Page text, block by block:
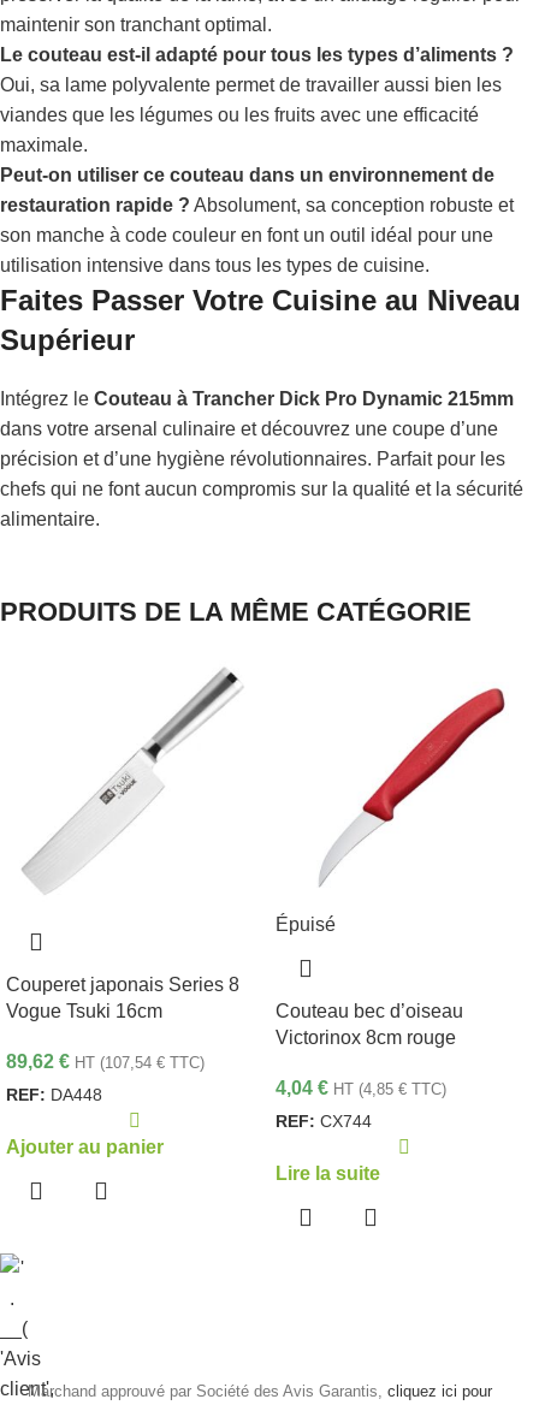
maintenir son tranchant optimal.
Le couteau est-il adapté pour tous les types d’aliments ?
Oui, sa lame polyvalente permet de travailler aussi bien les
viandes que les légumes ou les fruits avec une efficacité
maximale.
Peut-on utiliser ce couteau dans un environnement de
restauration rapide ? Absolument, sa conception robuste et
son manche à code couleur en font un outil idéal pour une
utilisation intensive dans tous les types de cuisine.
Faites Passer Votre Cuisine au Niveau
Supérieur
Intégrez le Couteau à Trancher Dick Pro Dynamic 215mm
dans votre arsenal culinaire et découvrez une coupe d’une
précision et d’une hygiène révolutionnaires. Parfait pour les
chefs qui ne font aucun compromis sur la qualité et la sécurité
alimentaire.
PRODUITS DE LA MÊME CATÉGORIE
Couperet japonais Series 8
Vogue Tsuki 16cm
89,62 € HT (107,54 € TTC)
REF: DA448
Ajouter au panier
Épuisé
Couteau bec d’oiseau
Victorinox 8cm rouge
4,04 € HT (4,85 € TTC)
REF: CX744
Lire la suite
Marchand approuvé par Société des Avis Garantis, cliquez ici pour